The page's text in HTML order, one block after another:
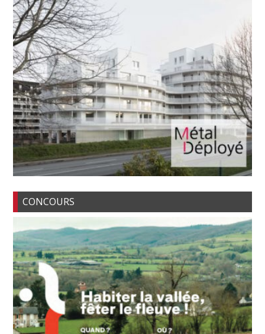
CONCOURS